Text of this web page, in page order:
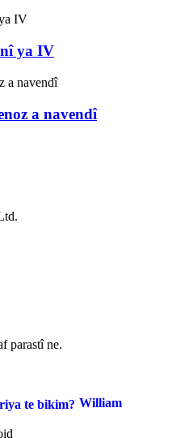
ya IV
a navendî
parastî ne.
William